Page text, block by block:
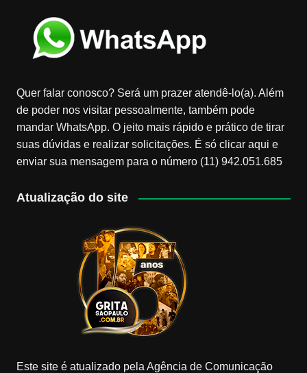
Quer falar conosco? Será um prazer atendê-lo(a). Além
de poder nos visitar pessoalmente, também pode
mandar WhatsApp. O jeito mais rápido e prático de tirar
suas dúvidas e realizar solicitações. É só clicar aqui e
enviar sua mensagem para o número (11) 942.051.685
Atualização do site
Este site é atualizado pela Agência de Comunicação